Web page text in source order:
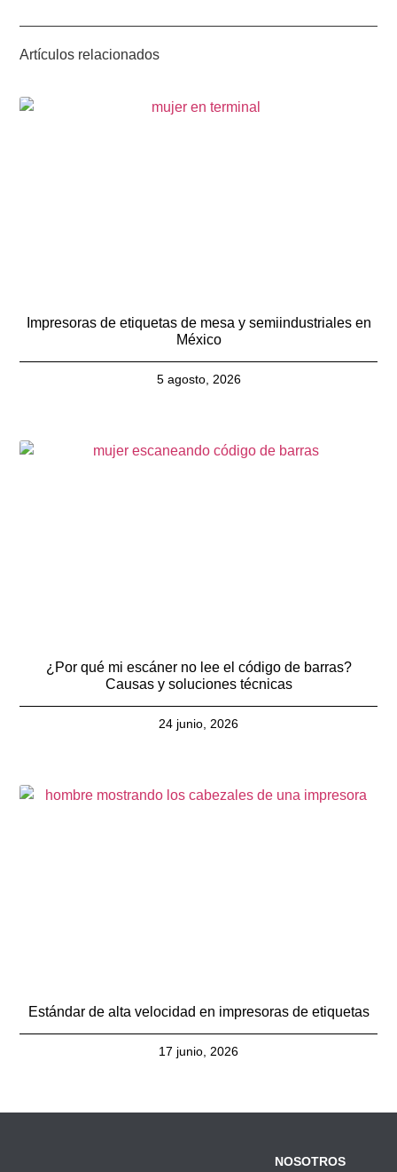
Artículos relacionados
Impresoras de etiquetas de mesa y semiindustriales en
México
5 agosto, 2026
¿Por qué mi escáner no lee el código de barras?
Causas y soluciones técnicas
24 junio, 2026
Estándar de alta velocidad en impresoras de etiquetas
17 junio, 2026
NOSOTROS